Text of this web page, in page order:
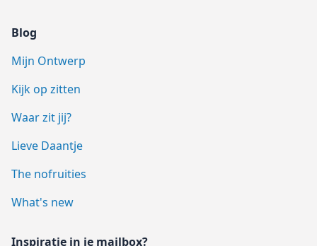
Blog
Mijn Ontwerp
Kijk op zitten
Waar zit jij?
Lieve Daantje
The nofruities
What's new
Inspiratie in je mailbox?